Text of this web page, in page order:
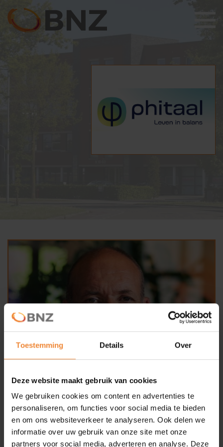
Toestemming Details Over
Deze website maakt gebruik van cookies
We gebruiken cookies om content en advertenties te
personaliseren, om functies voor social media te bieden
en om ons websiteverkeer te analyseren. Ook delen we
informatie over uw gebruik van onze site met onze
partners voor social media, adverteren en analyse. Deze
Ondernemers Klankbord
Nieuws
Deelauto
BNZ KVO
AED
Veilig bedrijventerrein
Contact